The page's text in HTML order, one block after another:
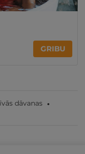
GRIBU
dāvanas